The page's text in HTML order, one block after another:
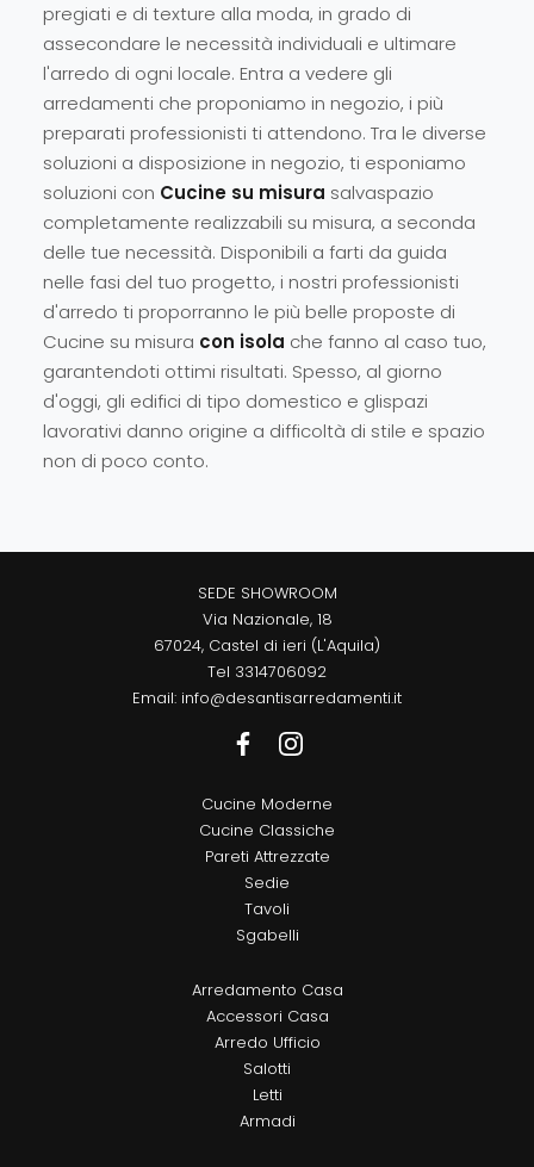
pregiati e di texture alla moda, in grado di
assecondare le necessità individuali e ultimare
l'arredo di ogni locale. Entra a vedere gli
arredamenti che proponiamo in negozio, i più
preparati professionisti ti attendono. Tra le diverse
soluzioni a disposizione in negozio, ti esponiamo
soluzioni con Cucine su misura salvaspazio
completamente realizzabili su misura, a seconda
delle tue necessità. Disponibili a farti da guida
nelle fasi del tuo progetto, i nostri professionisti
d'arredo ti proporranno le più belle proposte di
Cucine su misura con isola che fanno al caso tuo,
garantendoti ottimi risultati. Spesso, al giorno
d'oggi, gli edifici di tipo domestico e glispazi
lavorativi danno origine a difficoltà di stile e spazio
non di poco conto.
SEDE SHOWROOM
Via Nazionale, 18
67024, Castel di ieri (L'Aquila)
Tel 3314706092
Email: info@desantisarredamenti.it
Cucine Moderne
Cucine Classiche
Pareti Attrezzate
Sedie
Tavoli
Sgabelli
Arredamento Casa
Accessori Casa
Arredo Ufficio
Salotti
Letti
Armadi